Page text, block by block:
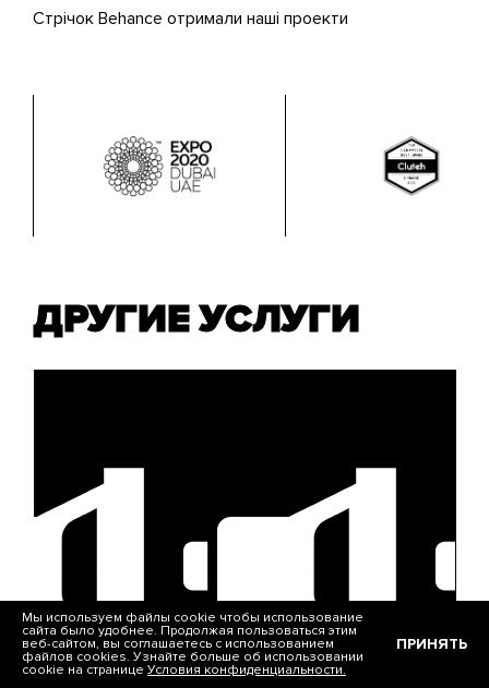
Мы используем файлы cookie чтобы использование
сайта было удобнее. Продолжая пользоваться этим
веб-сайтом, вы соглашаетесь с использованием
файлов cookies. Узнайте больше об использовании
cookie на странице Условия конфиденциальности.
ПРИНЯТЬ
Стрічок Behance отримали наші проекти
ДРУГИЕ УСЛУГИ